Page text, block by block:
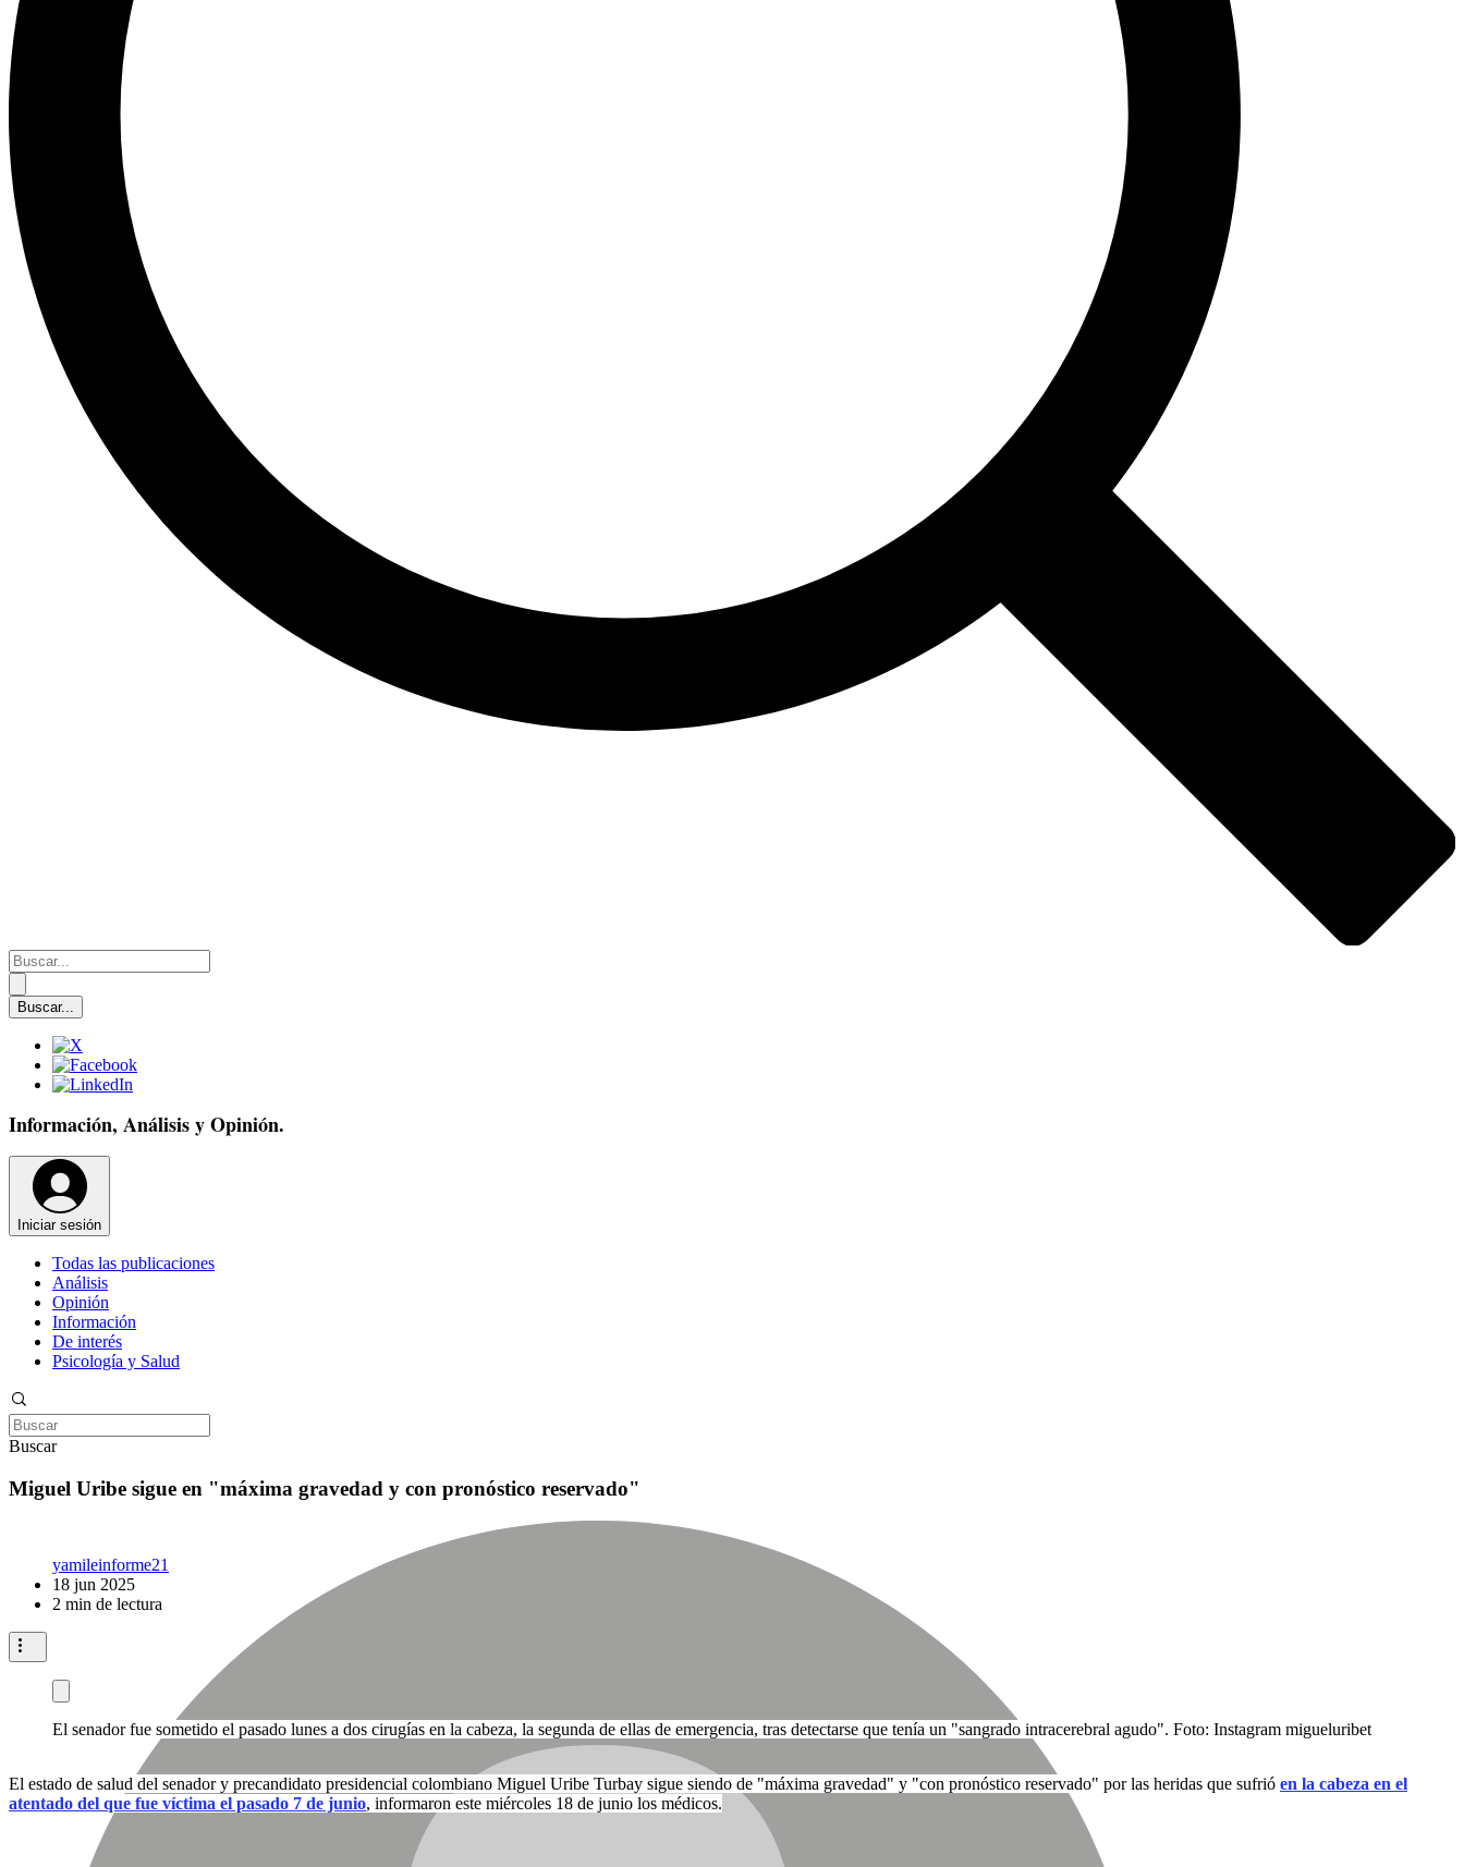
Información, Análisis y Opinión.
Iniciar sesión
Todas las publicaciones
Análisis
Opinión
Información
De interés
Psicología y Salud
Buscar
Miguel Uribe sigue en "máxima gravedad y con pronóstico reservado"
yamileinforme21
18 jun 2025
2 min de lectura
El senador fue sometido el pasado lunes a dos cirugías en la cabeza, la segunda de ellas de emergencia, tras detectarse que tenía un "sangrado intracerebral agudo". Foto: Instagram migueluribet
El estado de salud del senador y precandidato presidencial colombiano Miguel Uribe Turbay sigue siendo de "máxima gravedad" y "con pronóstico reservado" por las heridas que sufrió en la cabeza en el
atentado del que fue víctima el pasado 7 de junio, informaron este miércoles 18 de junio los médicos.